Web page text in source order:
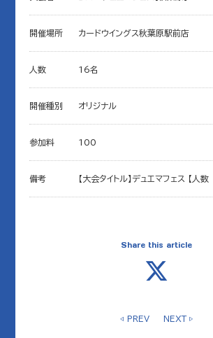
開催場所 カードウイングス秋葉原駅前店
人数 16名
開催種別 オリジナル
参加料 100
備考 【大会タイトル】デュエマフェス 【人数
Share this article
◁ PREV NEXT ▷